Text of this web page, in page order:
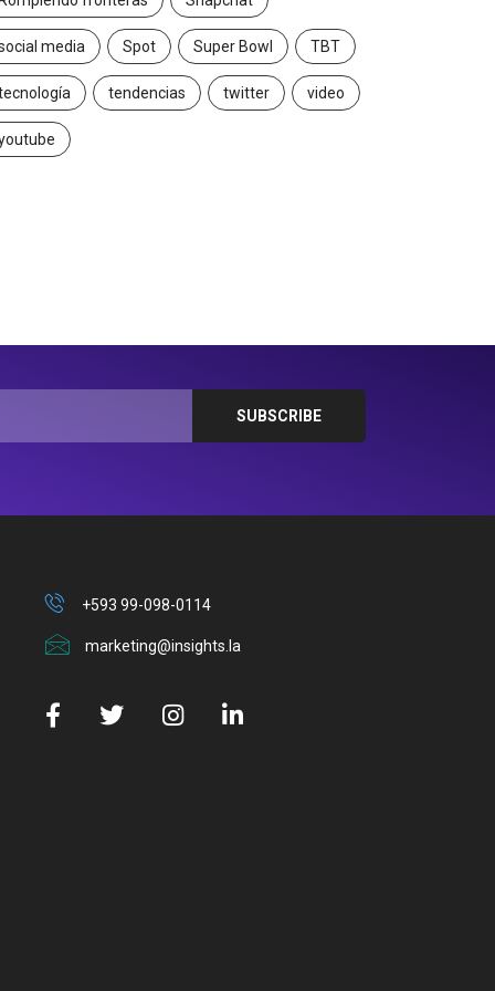
media Spot Super Bowl TBT
tendencias twitter video
+593 99-098-0114
marketing@insights.la